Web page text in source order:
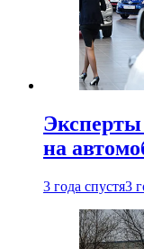
Эксперты
на
3 года спустя3